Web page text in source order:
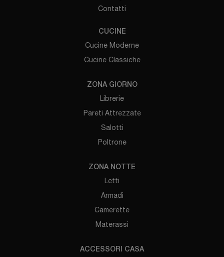
Contatti
CUCINE
Cucine Moderne
Cucine Classiche
ZONA GIORNO
Librerie
Pareti Attrezzate
Salotti
Poltrone
ZONA NOTTE
Letti
Armadi
Camerette
Materassi
ACCESSORI CASA